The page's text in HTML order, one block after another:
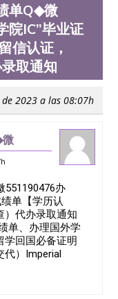
单Q◆微
院IC”毕业证
信认证，
取通知
de 2023 a las 08:07h
微
业证*
551190476办
单【学历认
）代办录取通知
单、办理国外学
学回国必备证明
代）Imperial
大使馆认证办